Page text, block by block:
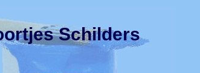
Schilders